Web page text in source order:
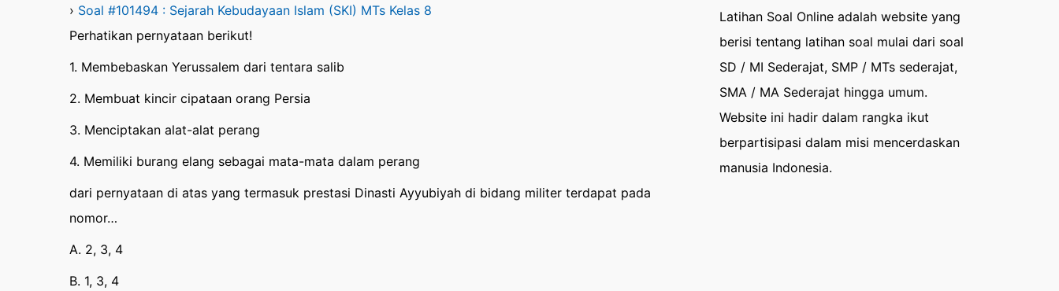
› Soal #101494 : Sejarah Kebudayaan Islam (SKI) MTs Kelas 8
Perhatikan pernyataan berikut!
1. Membebaskan Yerussalem dari tentara salib
2. Membuat kincir cipataan orang Persia
3. Menciptakan alat-alat perang
4. Memiliki burang elang sebagai mata-mata dalam perang
dari pernyataan di atas yang termasuk prestasi Dinasti Ayyubiyah di bidang militer terdapat pada
nomor…
A. 2, 3, 4
B. 1, 3, 4
Latihan Soal Online adalah website yang
berisi tentang latihan soal mulai dari soal
SD / MI Sederajat, SMP / MTs sederajat,
SMA / MA Sederajat hingga umum.
Website ini hadir dalam rangka ikut
berpartisipasi dalam misi mencerdaskan
manusia Indonesia.